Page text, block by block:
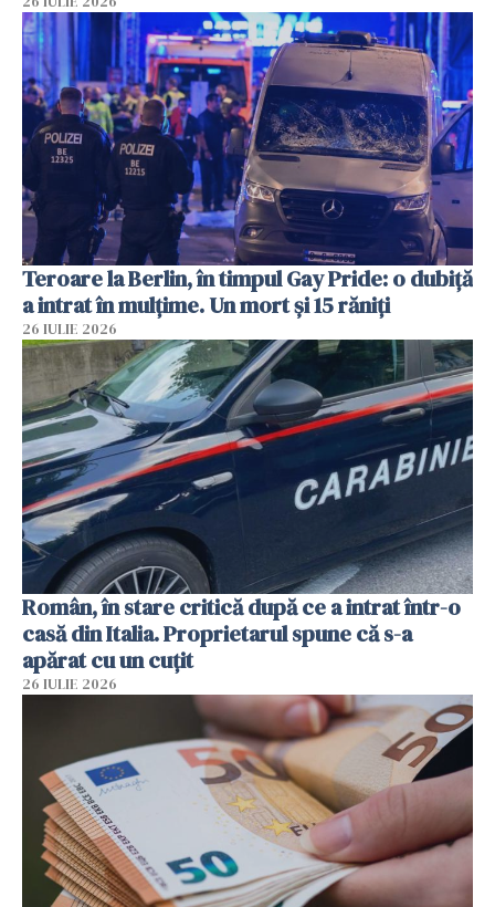
Teroare la Berlin, în timpul Gay Pride: o dubiță
a intrat în mulțime. Un mort și 15 răniți
26 IULIE 2026
Român, în stare critică după ce a intrat într-o
casă din Italia. Proprietarul spune că s-a
apărat cu un cuțit
26 IULIE 2026